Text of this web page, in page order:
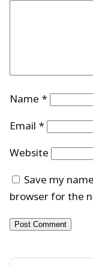
Name *
Email *
Website
Save my
browser for the